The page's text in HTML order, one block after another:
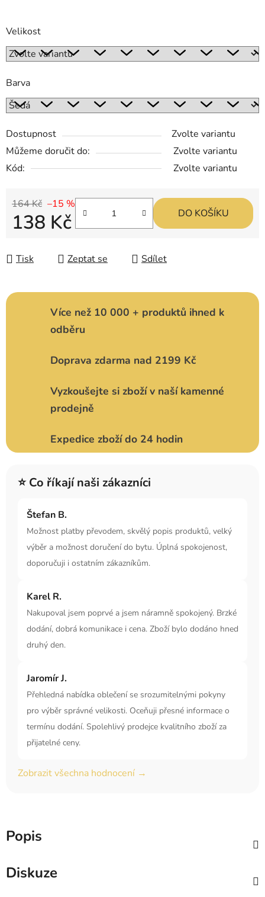
Velikost
Barva
Dostupnost
Zvolte variantu
Můžeme doručit do:
Zvolte variantu
Kód:
Zvolte variantu
164 Kč –15 %
138 Kč DO KOŠÍKU
Tisk Zeptat se Sdílet
Více než 10 000 + produktů ihned k
odběru
Doprava zdarma nad 2199 Kč
Vyzkoušejte si zboží v naší kamenné
prodejně
Expedice zboží do 24 hodin
⭐ Co říkají naši zákazníci
Štefan B.
Možnost platby převodem, skvělý popis produktů, velký
výběr a možnost doručení do bytu. Úplná spokojenost,
doporučuji i ostatním zákazníkům.
Karel R.
Nakupoval jsem poprvé a jsem náramně spokojený. Brzké
dodání, dobrá komunikace i cena. Zboží bylo dodáno hned
druhý den.
Jaromír J.
Přehledná nabídka oblečení se srozumitelnými pokyny
pro výběr správné velikosti. Oceňuji přesné informace o
termínu dodání. Spolehlivý prodejce kvalitního zboží za
přijatelné ceny.
Zobrazit všechna hodnocení →
Popis
Diskuze